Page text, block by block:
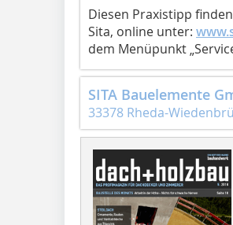
Diesen Praxistipp
Sita, online unter:
dem Menüpunkt
SITA Bauelemente
33378 Rheda-